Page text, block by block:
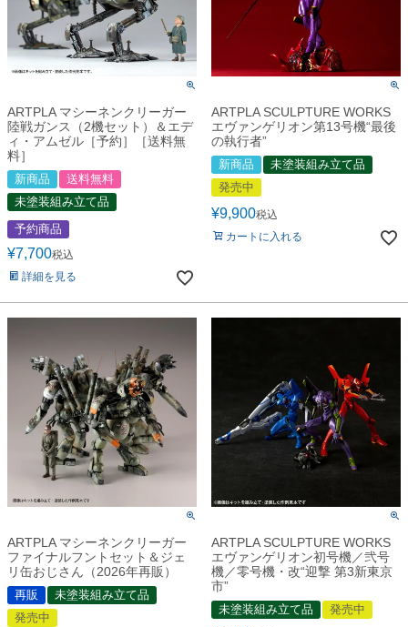
ARTPLA マシーネンクリーガー
陸戦ガンス（2機セット）＆エデ
ィ・アムゼル［予約］［送料無
料］
新商品
送料無料
未塗装組み立て品
予約商品
¥7,700税込
詳細を見る
ARTPLA SCULPTURE WORKS
エヴァンゲリオン第13号機“最後
の執行者”
新商品
未塗装組み立て品
発売中
¥9,900税込
カートに入れる
ARTPLA マシーネンクリーガー
ファイナルフントセット＆ジェ
リ缶おじさん（2026年再販）
再販
未塗装組み立て品
発売中
ARTPLA SCULPTURE WORKS
エヴァンゲリオン初号機／弐号
機／零号機・改“迎撃 第3新東京
市”
未塗装組み立て品 発売中